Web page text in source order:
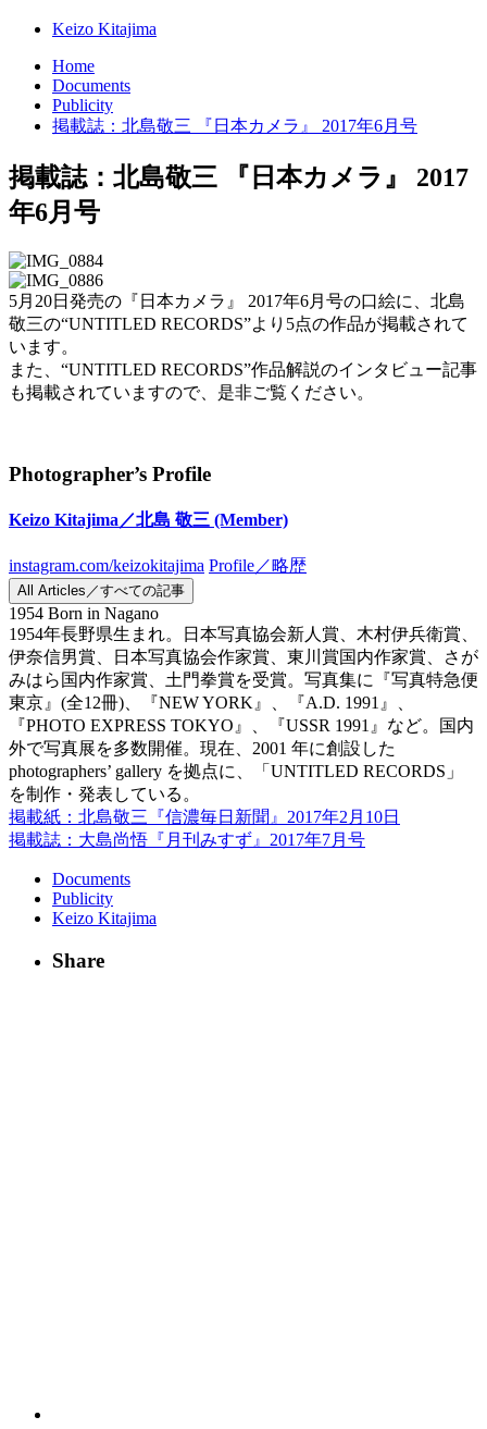
Keizo Kitajima
Home
Documents
Publicity
掲載誌：北島敬三 『日本カメラ』 2017年6月号
掲載誌：北島敬三 『日本カメラ』 2017
年6月号
5月20日発売の『日本カメラ』 2017年6月号の口絵に、北島
敬三の“UNTITLED RECORDS”より5点の作品が掲載されて
います。
また、“UNTITLED RECORDS”作品解説のインタビュー記事
も掲載されていますので、是非ご覧ください。
Photographer’s Profile
Keizo Kitajima／北島 敬三 (Member)
instagram.com/keizokitajima Profile／略歴
All Articles／すべての記事
1954 Born in Nagano
1954年長野県生まれ。日本写真協会新人賞、木村伊兵衛賞、
伊奈信男賞、日本写真協会作家賞、東川賞国内作家賞、さが
みはら国内作家賞、土門拳賞を受賞。写真集に『写真特急便
東京』(全12冊)、『NEW YORK』、『A.D. 1991』、
『PHOTO EXPRESS TOKYO』、『USSR 1991』など。国内
外で写真展を多数開催。現在、2001 年に創設した
photographers’ gallery を拠点に、「UNTITLED RECORDS」
を制作・発表している。
掲載紙：北島敬三『信濃毎日新聞』2017年2月10日
掲載誌：大島尚悟『月刊みすず』2017年7月号
Documents
Publicity
Keizo Kitajima
Share